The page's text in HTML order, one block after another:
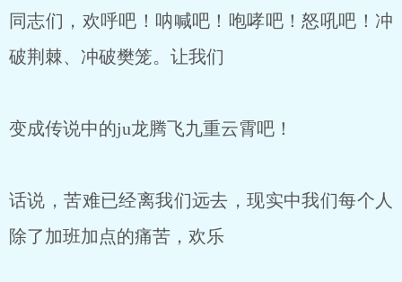
同志们，欢呼吧！呐喊吧！咆哮吧！怒吼吧！冲
破荆棘、冲破樊笼。让我们
变成传说中的ju龙腾飞九重云霄吧！
话说，苦难已经离我们远去，现实中我们每个人
除了加班加点的痛苦，欢乐